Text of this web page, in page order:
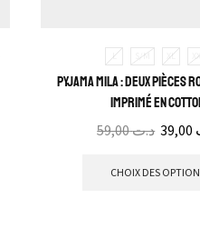
L S/M XL
Pyjama Mila : deux pièces
imprimé en
د.ت59,00
CHOIX DES